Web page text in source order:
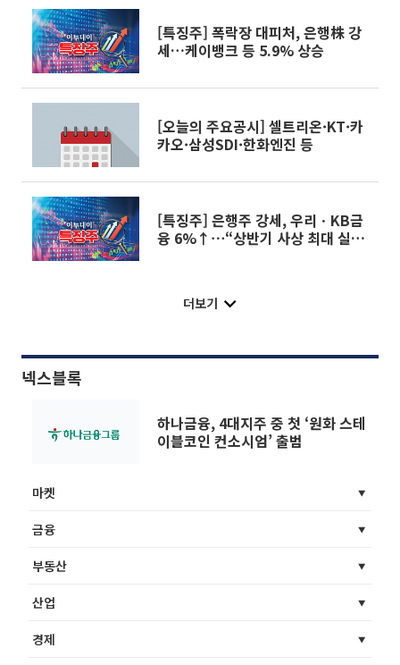
[특징주] 폭락장 대피처, 은행株 강
세…케이뱅크 등 5.9% 상승
[오늘의 주요공시] 셀트리온·KT·카
카오·삼성SDI·한화엔진 등
[특징주] 은행주 강세, 우리ㆍKB금
융 6%↑⋯“상반기 사상 최대 실적
더보기
넥스블록
하나금융, 4대지주 중 첫 ‘원화 스테
이블코인 컨소시엄’ 출범
마켓
금융
부동산
산업
경제